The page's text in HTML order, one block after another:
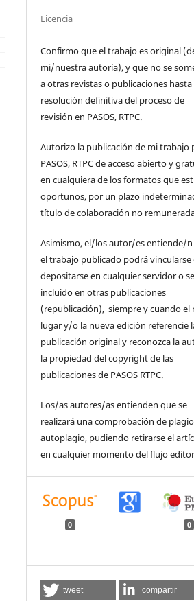
Licencia
Confirmo que el trabajo es original
mi/nuestra autoría), y que no se
a otras revistas o publicaciones hasta
resolución definitiva del proceso de
revisión en PASOS, RTPC.
Autorizo la publicación de mi trabajo
PASOS, RTPC de acceso abierto y
en cualquiera de los formatos que
oportunos, por un plazo
título de colaboración no
Asimismo, el/los autor/es entiende/
el trabajo publicado podrá vincularse
depositarse en cualquier servidor o
incluido en otras publicaciones
(republicación), siempre y cuando el
lugar y/o la nueva edición referencie
publicación original y reconozca la
la propiedad del copyright de las
publicaciones de PASOS RTPC.
Los/as autores/as entienden que se
realizará una comprobación de
autoplagio, pudiendo retirarse el
en cualquier momento del flujo
0 0
tweet compartir